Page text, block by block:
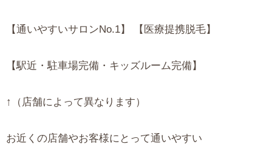
【通いやすいサロンNo.1】 【医療提携脱毛】
【駅近・駐車場完備・キッズルーム完備】
↑（店舗によって異なります）
お近くの店舗やお客様にとって通いやすい